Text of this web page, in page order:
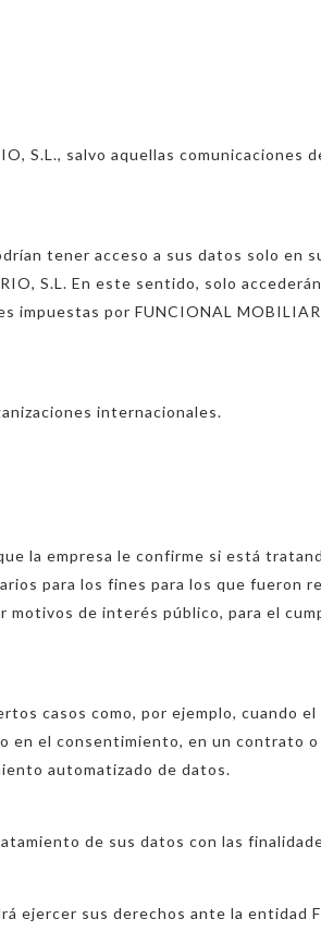
S.L., salvo aquellas comunicaciones
tener acceso a sus datos solo en
S.L. En este sentido, solo
impuestas por FUNCIONAL
internacionales.
la empresa le confirme si está
para los fines para los que fueron
de interés público, para el
casos como, por ejemplo, cuando
el consentimiento, en un contrato
automatizado de datos.
de sus datos con las
ejercer sus derechos ante la entidad